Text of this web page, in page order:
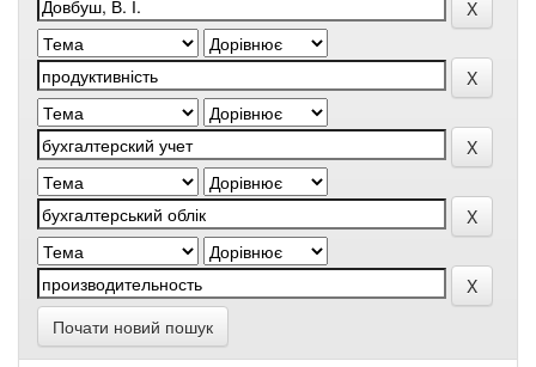
Почати новий пошук